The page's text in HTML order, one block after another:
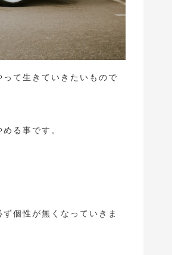
て生きていきたいもので
る事です。
個性が無くなっていきま